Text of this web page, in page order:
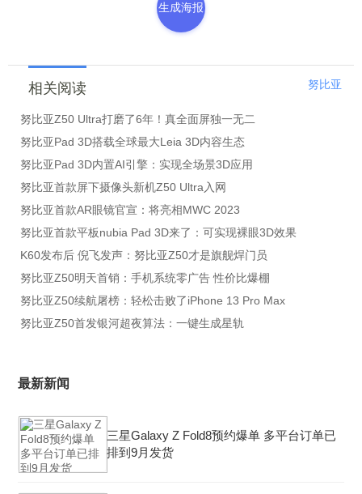
生成海报
相关阅读 努比亚
努比亚Z50 Ultra打磨了6年！真全面屏独一无二
努比亚Pad 3D搭载全球最大Leia 3D内容生态
努比亚Pad 3D内置AI引擎：实现全场景3D应用
努比亚首款屏下摄像头新机Z50 Ultra入网
努比亚首款AR眼镜官宣：将亮相MWC 2023
努比亚首款平板nubia Pad 3D来了：可实现裸眼3D效果
K60发布后 倪飞发声：努比亚Z50才是旗舰焊门员
努比亚Z50明天首销：手机系统零广告 性价比爆棚
努比亚Z50续航屠榜：轻松击败了iPhone 13 Pro Max
努比亚Z50首发银河超夜算法：一键生成星轨
最新新闻
三星Galaxy Z Fold8预约爆单 多平台订单已
排到9月发货